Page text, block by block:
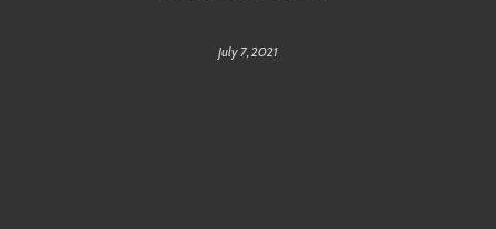
July 7, 2021